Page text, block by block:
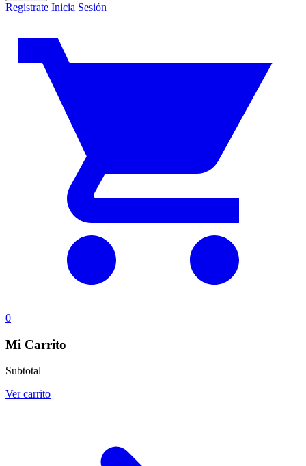
Registrate Inicia Sesión
0
Mi Carrito
Subtotal
Ver carrito